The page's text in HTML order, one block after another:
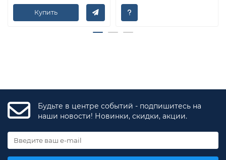
Купить
Будьте в центре событий - подпишитесь на
наши новости! Новинки, скидки, акции.